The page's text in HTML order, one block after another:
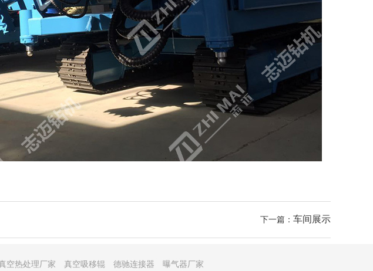
下一篇： 车间展示
空热处理厂家 真空吸移辊 德驰连接器 曝气器厂家